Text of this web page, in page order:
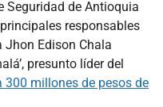
Seguridad de Antioquia
responsables
Jhon Edison Chala
presunto líder del
300 millones de pesos de